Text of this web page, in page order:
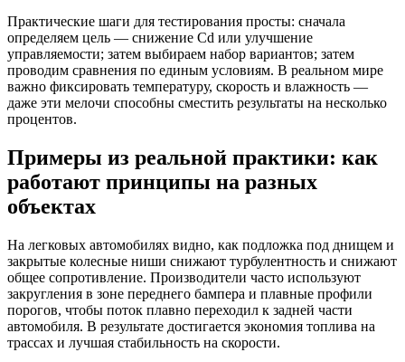
Практические шаги для тестирования просты: сначала
определяем цель — снижение Cd или улучшение
управляемости; затем выбираем набор вариантов; затем
проводим сравнения по единым условиям. В реальном мире
важно фиксировать температуру, скорость и влажность —
даже эти мелочи способны сместить результаты на несколько
процентов.
Примеры из реальной практики: как
работают принципы на разных
объектах
На легковых автомобилях видно, как подложка под днищем и
закрытые колесные ниши снижают турбулентность и снижают
общее сопротивление. Производители часто используют
закругления в зоне переднего бампера и плавные профили
порогов, чтобы поток плавно переходил к задней части
автомобиля. В результате достигается экономия топлива на
трассах и лучшая стабильность на скорости.